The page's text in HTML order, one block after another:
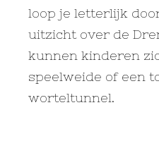
loop je letterlijk
uitzicht over de
kunnen kinderen
speelweide of een
worteltunnel.